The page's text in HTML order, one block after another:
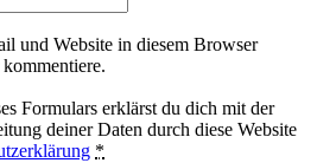
und Website in diesem Browser
Formulars erklärst du dich mit der
deiner Daten durch diese Website
*